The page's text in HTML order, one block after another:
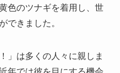
色のツナギを着用し、世
できました。
」は多くの人々に親しま